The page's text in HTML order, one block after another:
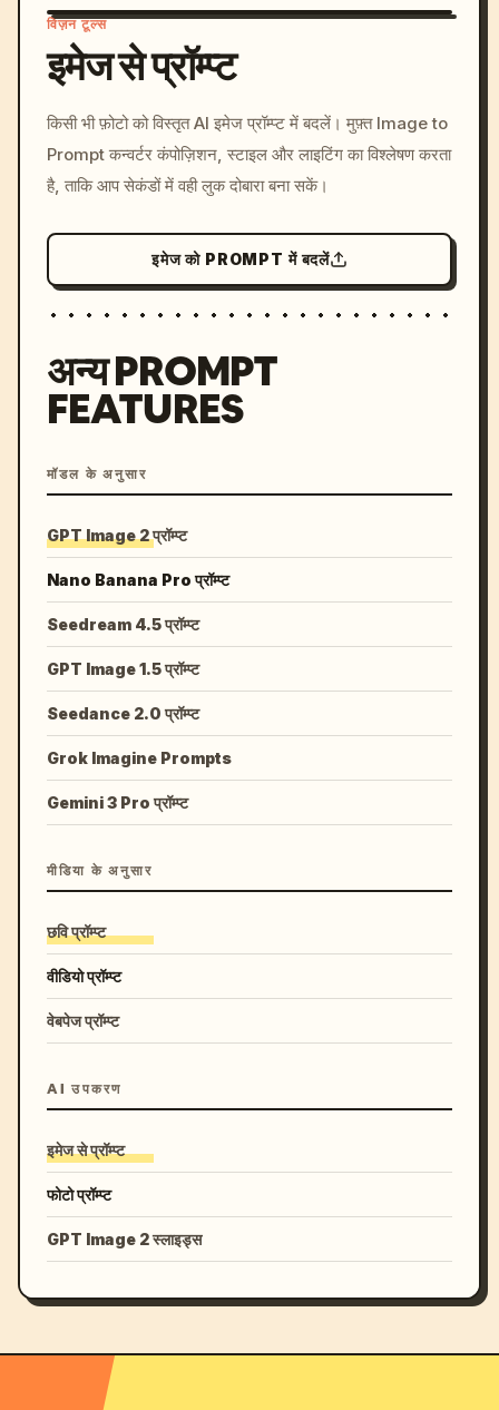
c, cyberpunk sunset, neon
colors, 8k --v 6.0
विज़न टूल्स
इमेज से प्रॉम्प्ट
किसी भी फ़ोटो को विस्तृत AI इमेज प्रॉम्प्ट में बदलें। मुफ़्त Image to
Prompt कन्वर्टर कंपोज़िशन, स्टाइल और लाइटिंग का विश्लेषण करता
है, ताकि आप सेकंडों में वही लुक दोबारा बना सकें।
इमेज को PROMPT में बदलें
अन्य PROMPT
FEATURES
मॉडल के अनुसार
GPT Image 2 प्रॉम्प्ट
Nano Banana Pro प्रॉम्प्ट
Seedream 4.5 प्रॉम्प्ट
GPT Image 1.5 प्रॉम्प्ट
Seedance 2.0 प्रॉम्प्ट
Grok Imagine Prompts
Gemini 3 Pro प्रॉम्प्ट
मीडिया के अनुसार
छवि प्रॉम्प्ट
वीडियो प्रॉम्प्ट
वेबपेज प्रॉम्प्ट
AI उपकरण
इमेज से प्रॉम्प्ट
फोटो प्रॉम्प्ट
GPT Image 2 स्लाइड्स